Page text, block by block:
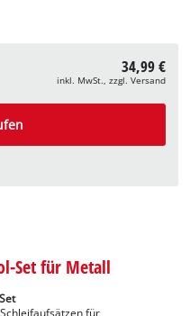
34,99 €
inkl. MwSt., zzgl. Versand
Set für Metall
für